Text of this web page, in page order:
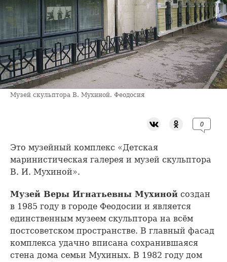
Музей скульптора В. Мухиной. Феодосия
0
Это музейный комплекс «Детская
маринистическая галерея и музей скульптора
В. И. Мухиной».
Музей Веры Игнатьевны Мухиной создан
в 1985 году в городе Феодосии и является
единственным музеем скульптора на всём
постсоветском пространстве. В главный фасад
комплекса удачно вписана сохранившаяся
стена дома семьи Мухиных. В 1982 году дом